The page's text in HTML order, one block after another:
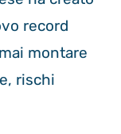
record
montare
rischi